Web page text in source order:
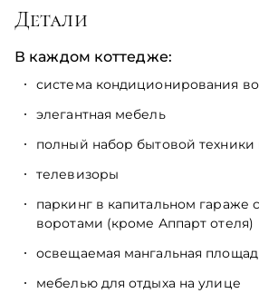
Детали
В каждом коттедже:
система кондиционирования
элегантная мебель
полный набор бытовой техники
телевизоры
паркинг в капитальном гараже
воротами (кроме Аппарт отеля)
освещаемая мангальная
мебелью для отдыха на улице